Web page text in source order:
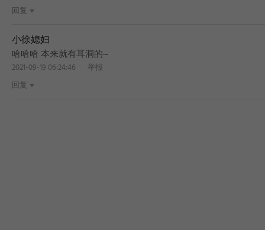
回复
小徐媳妇
哈哈哈 本来就有耳洞的~
2021-09-19 06:24:46
举报
回复